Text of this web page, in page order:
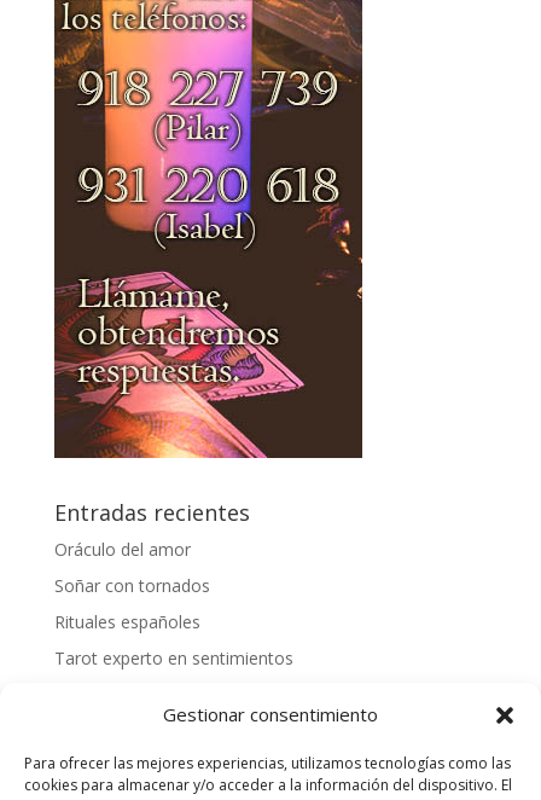
Gestionar consentimiento
Para ofrecer las mejores experiencias, utilizamos tecnologías como las
cookies para almacenar y/o acceder a la información del dispositivo. El
Entradas recientes
Oráculo del amor
Soñar con tornados
Rituales españoles
Tarot experto en sentimientos
¿Cómo hacer una tirada personalizada?